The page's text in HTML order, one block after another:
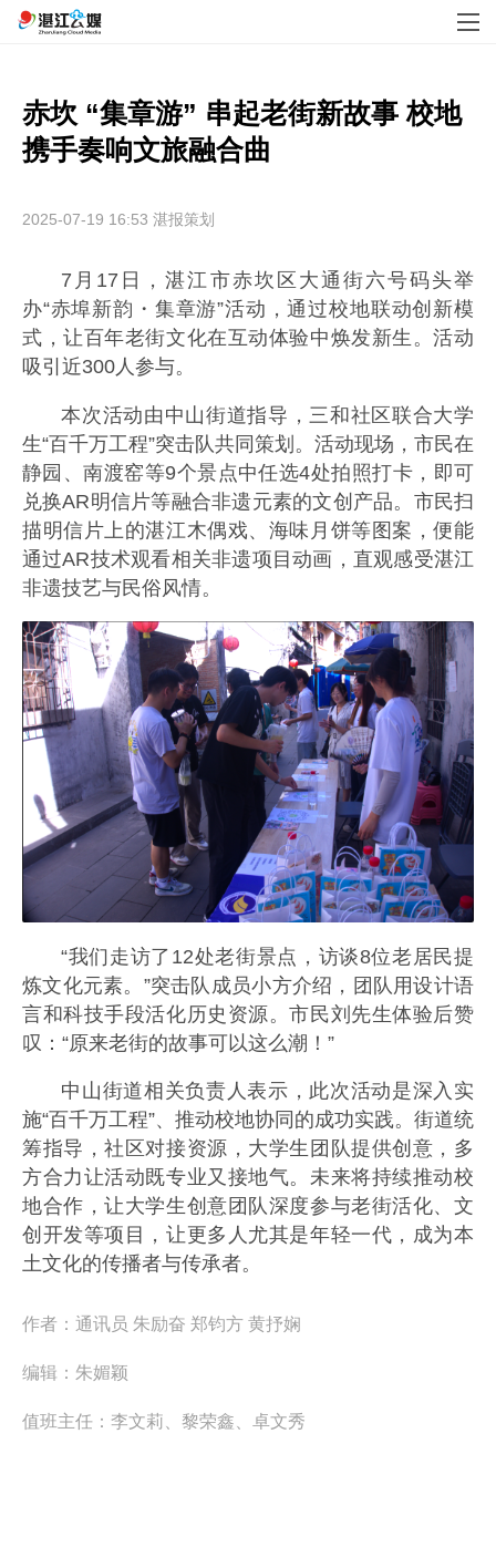
赤坎 “集章游” 串起老街新故事 校地
携手奏响文旅融合曲
2025-07-19 16:53 湛报策划
7月17日，湛江市赤坎区大通街六号码头举
办“赤埠新韵・集章游”活动，通过校地联动创新模
式，让百年老街文化在互动体验中焕发新生。活动
吸引近300人参与。
本次活动由中山街道指导，三和社区联合大学
生“百千万工程”突击队共同策划。活动现场，市民在
静园、南渡窑等9个景点中任选4处拍照打卡，即可
兑换AR明信片等融合非遗元素的文创产品。市民扫
描明信片上的湛江木偶戏、海味月饼等图案，便能
通过AR技术观看相关非遗项目动画，直观感受湛江
非遗技艺与民俗风情。
“我们走访了12处老街景点，访谈8位老居民提
炼文化元素。”突击队成员小方介绍，团队用设计语
言和科技手段活化历史资源。市民刘先生体验后赞
叹：“原来老街的故事可以这么潮！”
中山街道相关负责人表示，此次活动是深入实
施“百千万工程”、推动校地协同的成功实践。街道统
筹指导，社区对接资源，大学生团队提供创意，多
方合力让活动既专业又接地气。未来将持续推动校
地合作，让大学生创意团队深度参与老街活化、文
创开发等项目，让更多人尤其是年轻一代，成为本
土文化的传播者与传承者。
作者： 通讯员 朱励奋 郑钧方 黄抒娴
编辑： 朱媚颖
值班主任： 李文莉、黎荣鑫、卓文秀